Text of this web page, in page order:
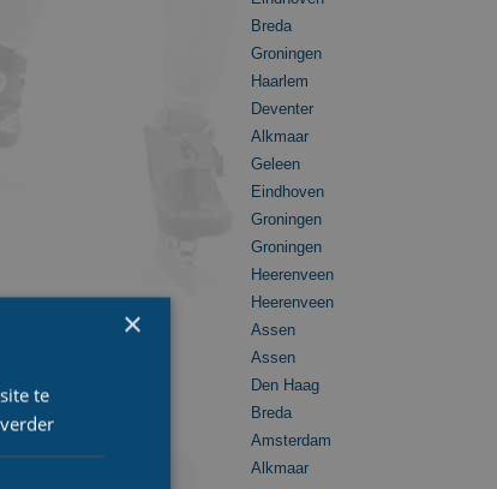
Breda
Groningen
Haarlem
Deventer
Alkmaar
Geleen
Eindhoven
Groningen
Groningen
Heerenveen
Heerenveen
Assen
Assen
Den Haag
Breda
Amsterdam
Alkmaar
×
te